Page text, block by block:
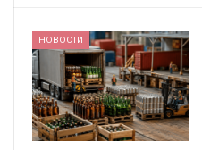
НОВОСТИ